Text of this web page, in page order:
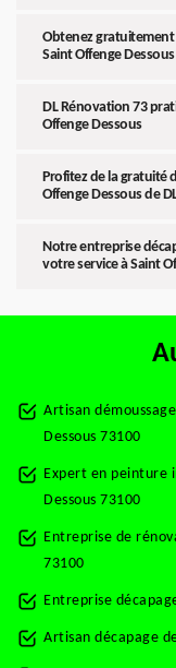
Obtenez gratuitement
Saint Offenge
DL Rénovation 73
Offenge Dessous
Profitez de la gratuité
Offenge Dessous de
Notre entreprise
votre service à Saint
Artisan
Dessous 73100
Expert en peinture
Dessous 73100
Entreprise de
73100
Entreprise
Artisan décapage